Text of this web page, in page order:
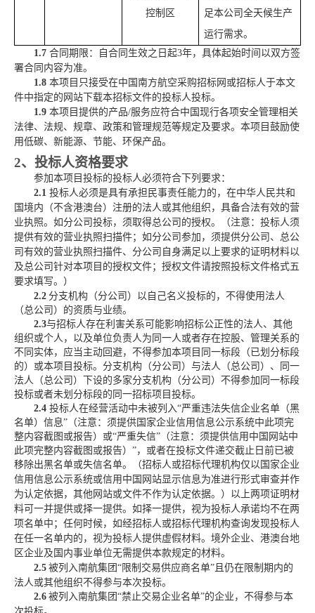
控制区
足本公司全天候生产
运行需求。
1.7 合同期限：自合同生效之日起3年，具体起始时间以双方签
署合同内容为准。
1.8 本项目只接受在中国南方航空采购招标网或招标人于本文
件中指定的网站下载本招标文件的投标人投标。
1.9 本项目提供的产品/服务应符合中国现行各项安全管理相关
法律、法规、规章、政策和管理规范等规定及要求。本项目鼓励使
用低碳、新能源、节能、环保产品。
2、投标人资格要求
参加本项目投标的投标人必须符合下列要求：
2.1 投标人必须是具有承担民事责任能力的，在中华人民共和
国境内（不含港澳台）注册的法人或其他组织 ， 具备合法有效的营
业执照。 如分公司投标，须取得总公司的授权。（注意： 投标人须
提供有效的营业执照扫描件；如分公司参加， 须提供分公司、总公
司有效的营业执照扫描件、 分公司 自身满足以上要求的证明材料以
及总公司针对本项目的授权文件； 授权文件请按照投标文件格式五
要求填写。）
2.2 分支机构（分公司）以自己名义投标的，不得使用法人
（总公司）的资质与业绩。
2.3与招标人存在利害关系可能影响招标公正性的法人、其他
组织或个人，以及单位负责人为同一人或者存在控股、管理关系的
不同实体，应当主动回避，不得参加本项目同一标段（已划分标段
的）或本项目投标。 分支机构（分公司）与法人（总公司）、同一
法人（总公司）下设的多家分支机构（分公司）不得参加同一标段
投标或者未划分标段的同一招标项目投标。
2.4 投标人在经营活动中未被列入“严重违法失信企业名单（黑
名单）信息”（注意：须提供国家企业信用信息公示系统中此项完
整内容截图或报告）或“严重失信”（注意：须提供信用中国网站中
此项完整内容截图或报告）”，或者在投标文件递交截止日前已被
移除出黑名单或失信名单。（招标人 或招标代理机构仅以国家企业
信用信息公示系统或信用中国网站显示信息为准进行形式审查并作
为认定依据，其他网站或文件不作为认定依据。 ） 以上两项证明材
料可一并提供或择一提供。如择一提供，视为投标人承诺均不在两
项名单中；任何时候，如经招标人或招标代理机构查询发现投标人
在任一名单内的，视为投标人提供虚假材料。 境外企业、港澳台地
区企业及国内事业单位无需提供本款规定的材料。
2.5 被列入南航集团“限制交易供应商名单”且仍在限制期内的
法人或其他组织不得参与本次投标。
2.6 被列入南航集团“禁止交易企业名单”的企业，不得参与本